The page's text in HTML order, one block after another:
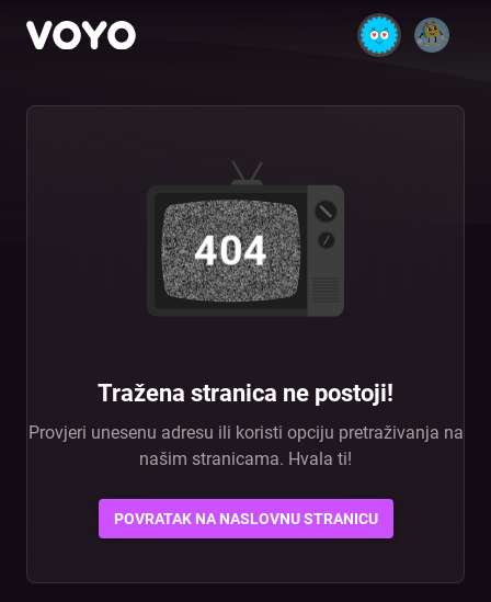
404
Tražena stranica ne postoji!
Provjeri unesenu adresu ili koristi opciju pretraživanja na
našim stranicama. Hvala ti!
POVRATAK NA NASLOVNU STRANICU